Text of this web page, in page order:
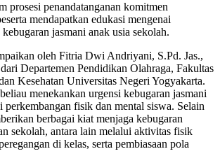
prosesi penandatanganan komitmen
mendapatkan edukasi mengenai
jasmani anak usia sekolah.
oleh Fitria Dwi Andriyani, S.Pd. Jas.,
Departemen Pendidikan Olahraga, Fakultas
Kesehatan Universitas Negeri Yogyakarta.
menekankan urgensi kebugaran jasmani
perkembangan fisik dan mental siswa. Selain
berbagai kiat menjaga kebugaran
sekolah, antara lain melalui aktivitas fisik
di kelas, serta pembiasaan pola